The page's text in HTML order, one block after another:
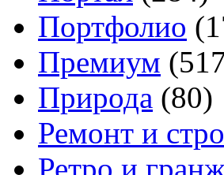
Портфолио
Премиум
Природа (80)
Ремонт и